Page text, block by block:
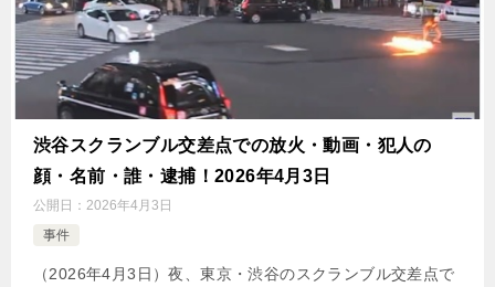
渋谷スクランブル交差点での放火・動画・犯人の
顔・名前・誰・逮捕！2026年4月3日
公開日： 2026年4月3日
事件
（2026年4月3日）夜、東京・渋谷のスクランブル交差点で